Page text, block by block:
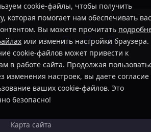
Карта сайта
cookie-файлы, чтобы получить
которая помогает нам обеспечивать вас
Вы можете прочитать
или изменить настройки браузера.
cookie-файлов может привести к
в работе сайта. Продолжая
изменения настроек, вы даете согласие
ваших cookie-файлов. Это
безопасно!